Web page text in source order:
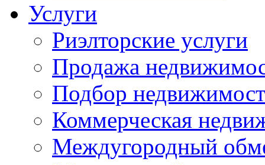
Услуги
Риэлторские услуги
Продажа
Подбор
Коммерческая
Междугородный